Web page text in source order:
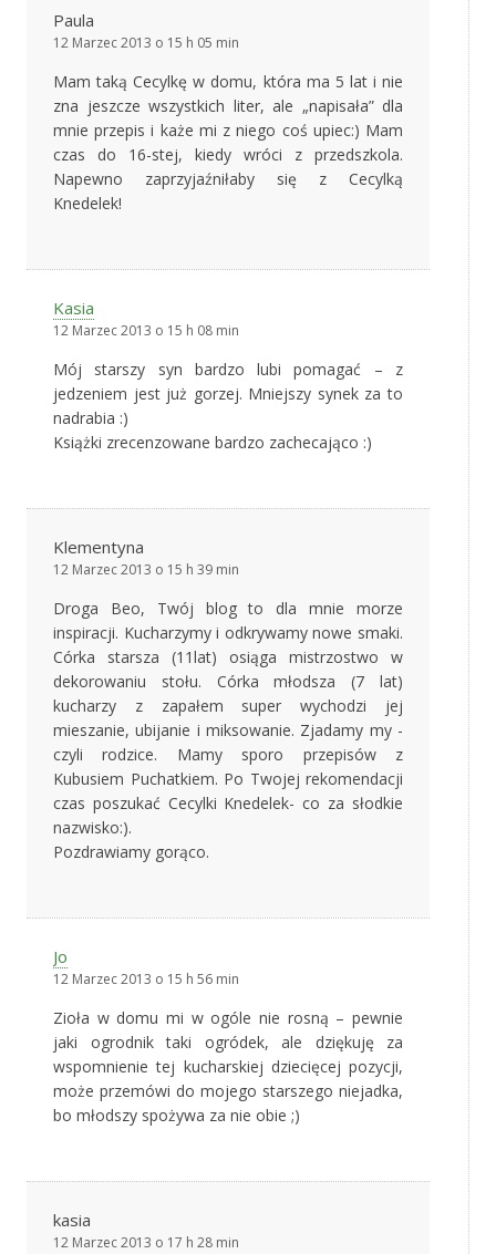
Paula
12 Marzec 2013 o 15 h 05 min
Mam taką Cecylkę w domu, która ma 5 lat i nie
zna jeszcze wszystkich liter, ale „napisała” dla
mnie przepis i każe mi z niego coś upiec:) Mam
czas do 16-stej, kiedy wróci z przedszkola.
Napewno zaprzyjaźniłaby się z Cecylką
Knedelek!
Kasia
12 Marzec 2013 o 15 h 08 min
Mój starszy syn bardzo lubi pomagać – z
jedzeniem jest już gorzej. Mniejszy synek za to
nadrabia :)
Książki zrecenzowane bardzo zachecająco :)
Klementyna
12 Marzec 2013 o 15 h 39 min
Droga Beo, Twój blog to dla mnie morze
inspiracji. Kucharzymy i odkrywamy nowe smaki.
Córka starsza (11lat) osiąga mistrzostwo w
dekorowaniu stołu. Córka młodsza (7 lat)
kucharzy z zapałem super wychodzi jej
mieszanie, ubijanie i miksowanie. Zjadamy my -
czyli rodzice. Mamy sporo przepisów z
Kubusiem Puchatkiem. Po Twojej rekomendacji
czas poszukać Cecylki Knedelek- co za słodkie
nazwisko:).
Pozdrawiamy gorąco.
Jo
12 Marzec 2013 o 15 h 56 min
Zioła w domu mi w ogóle nie rosną – pewnie
jaki ogrodnik taki ogródek, ale dziękuję za
wspomnienie tej kucharskiej dziecięcej pozycji,
może przemówi do mojego starszego niejadka,
bo młodszy spożywa za nie obie ;)
kasia
12 Marzec 2013 o 17 h 28 min